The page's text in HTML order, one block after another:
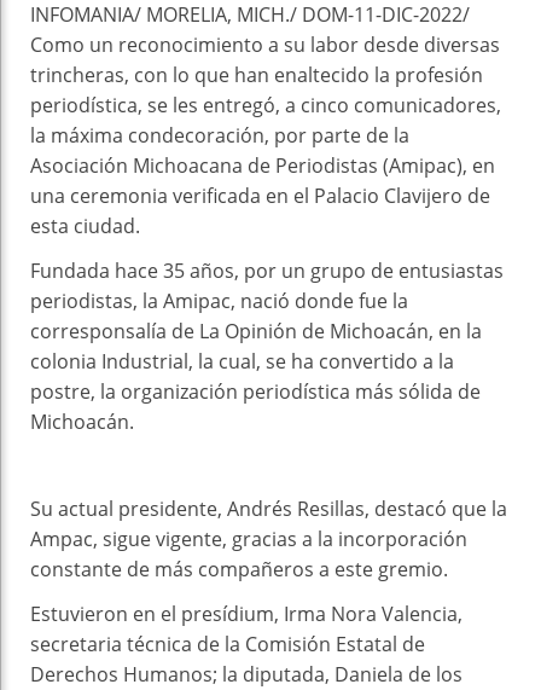
INFOMANIA/ MORELIA, MICH./ DOM-11-DIC-2022/
Como un reconocimiento a su labor desde diversas
trincheras, con lo que han enaltecido la profesión
periodística, se les entregó, a cinco comunicadores,
la máxima condecoración, por parte de la
Asociación Michoacana de Periodistas (Amipac), en
una ceremonia verificada en el Palacio Clavijero de
esta ciudad.
Fundada hace 35 años, por un grupo de entusiastas
periodistas, la Amipac, nació donde fue la
corresponsalía de La Opinión de Michoacán, en la
colonia Industrial, la cual, se ha convertido a la
postre, la organización periodística más sólida de
Michoacán.
Su actual presidente, Andrés Resillas, destacó que la
Ampac, sigue vigente, gracias a la incorporación
constante de más compañeros a este gremio.
Estuvieron en el presídium, Irma Nora Valencia,
secretaria técnica de la Comisión Estatal de
Derechos Humanos; la diputada, Daniela de los